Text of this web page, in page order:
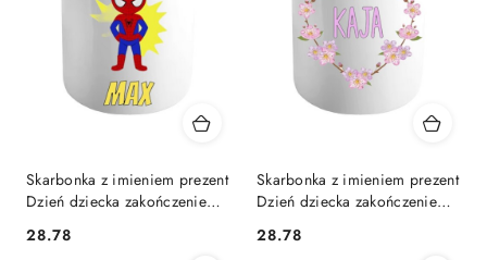
Skarbonka z imieniem prezent
Dzień dziecka zakończenie
Cena:
28.78
Skarbonka z imieniem prezent
Dzień dziecka zakończenie
Cena:
28.78